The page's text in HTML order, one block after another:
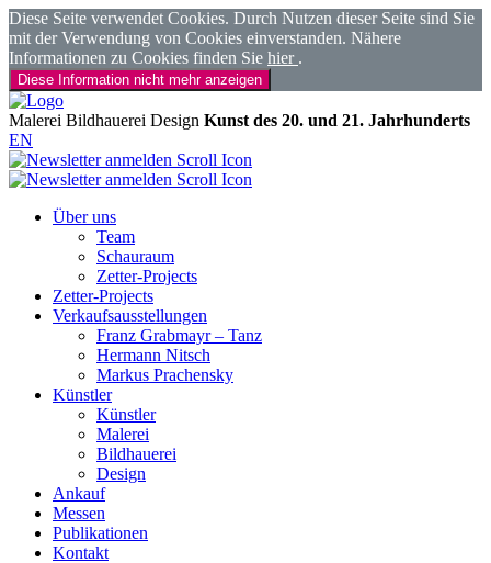
Diese Seite verwendet Cookies. Durch Nutzen dieser Seite sind Sie
mit der Verwendung von Cookies einverstanden. Nähere
Informationen zu Cookies finden Sie hier .
Diese Information nicht mehr anzeigen
Malerei Bildhauerei Design Kunst des 20. und 21. Jahrhunderts
EN
Über uns
Team
Schauraum
Zetter-Projects
Zetter-Projects
Verkaufsausstellungen
Franz Grabmayr – Tanz
Hermann Nitsch
Markus Prachensky
Künstler
Künstler
Malerei
Bildhauerei
Design
Ankauf
Messen
Publikationen
Kontakt